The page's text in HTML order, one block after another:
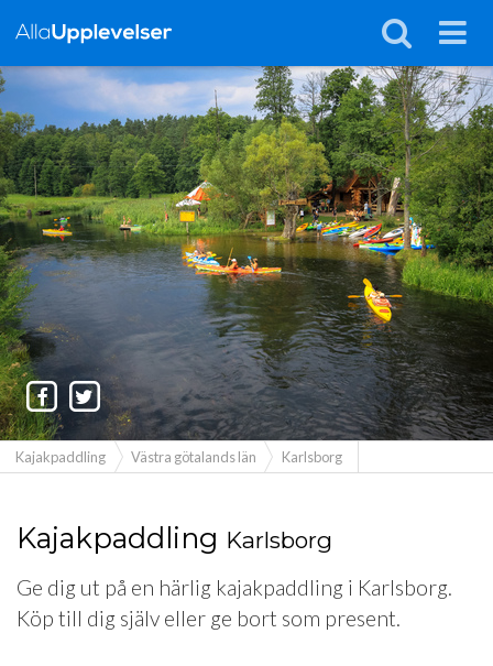
Kajakpaddling Västra götalands län Karlsborg
Kajakpaddling Karlsborg
Ge dig ut på en härlig kajakpaddling i Karlsborg.
Köp till dig själv eller ge bort som present.